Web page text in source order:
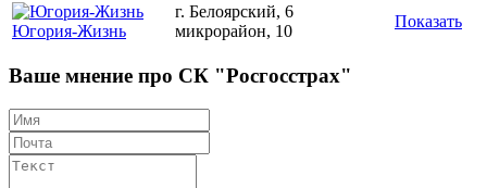
Югория-Жизнь
г. Белоярский, 6
микрорайон, 10
Показать
Ваше мнение про СК "Росгосстрах"